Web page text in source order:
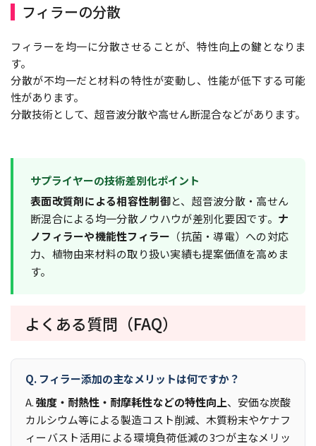
フィラーの分散
フィラーを均一に分散させることが、特性向上の鍵となりま
す。
分散が不均一だと材料の特性が変動し、性能が低下する可能
性があります。
分散技術として、超音波分散や高せん断混合などがあります。
サプライヤーの技術差別化ポイント
表面改質剤による相容性制御と、超音波分散・高せん
断混合による均一分散ノウハウが差別化要因です。 ナ
ノフィラーや機能性フィラー （抗菌・導電）への対応
力、植物由来材料の取り扱い実績も提案価値を高めま
す。
よくある質問（FAQ）
Q. フィラー添加の主なメリットは何ですか？
A.強度・耐熱性・耐摩耗性などの特性向上、安価な炭酸
カルシウム等による製造コスト削減、木質粉末やケナフ
ィーバスト活用による環境負荷低減の3つが主なメリッ